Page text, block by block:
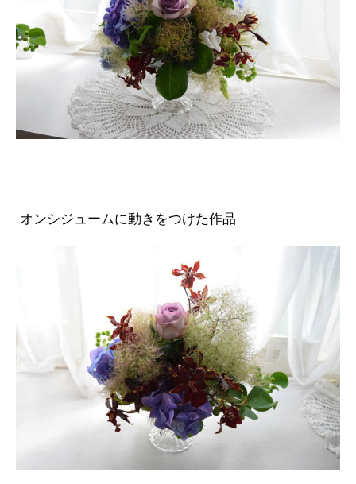
オンシジュームに動きをつけた作品